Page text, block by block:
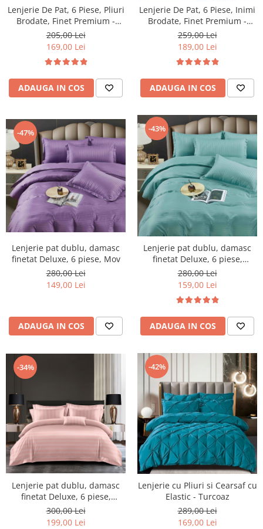
Lenjerie De Pat, 6 Piese, Pliuri
Brodate, Finet Premium -
Turcoaz
205,00 Lei
169,00 Lei
ADAUGA IN COS
Lenjerie De Pat, 6 Piese, Inimi
Brodate, Finet Premium -
Turcoaz
259,00 Lei
189,00 Lei
ADAUGA IN COS
-47%
Lenjerie pat dublu, damasc
finetat Deluxe, 6 piese, Mov
280,00 Lei
149,00 Lei
ADAUGA IN COS
-43%
Lenjerie pat dublu, damasc
finetat Deluxe, 6 piese,
cearceaf pat cu elastic, Vernil
280,00 Lei
159,00 Lei
ADAUGA IN COS
-34%
Lenjerie pat dublu, damasc
finetat Deluxe, 6 piese,
cearceaf pat cu elastic, Roz,
RS46E
300,00 Lei
199,00 Lei
-42%
Lenjerie cu Pliuri si Cearsaf cu
Elastic - Turcoaz
289,00 Lei
169,00 Lei